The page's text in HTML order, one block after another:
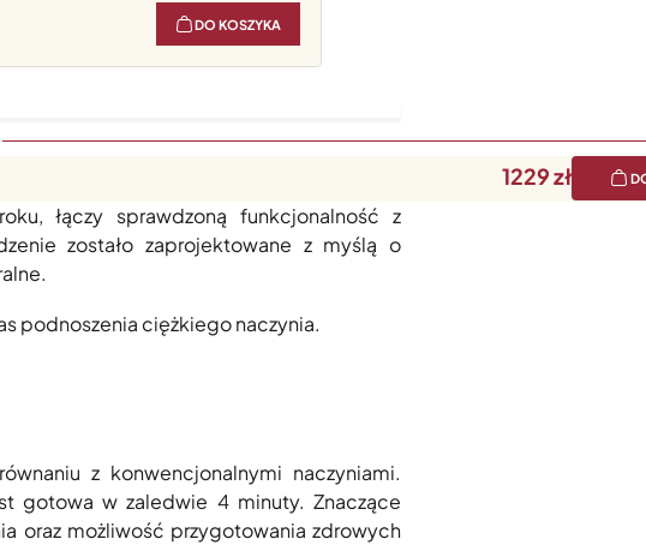
DO KOSZYKA
1229
urządzeń kuchennych. Piąta
łączy sprawdzoną funkcjonalność z
zostało zaprojektowane z myślą o
podnoszenia ciężkiego naczynia.
z konwencjonalnymi naczyniami.
gotowa w zaledwie 4 minuty. Znaczące
oraz możliwość przygotowania zdrowych